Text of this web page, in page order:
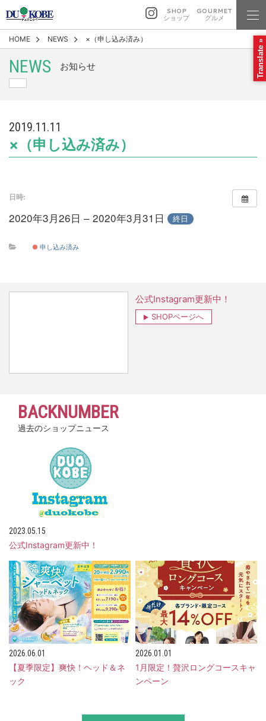
SHOP
ショップ
GOURMET
グルメ
HOME NEWS ×（申し込み済み）
NEWS お知らせ
2019.11.11
×（申し込み済み）
日時:
2020年3月26日 – 2020年3月31日 終日
申し込み済み
公式Instagram更新中！
SHOPページへ
BACKNUMBER
過去のショップニュース
2023.05.15
公式Instagram更新中！
2026.06.01
【夏季限定】爽快！ヘッド＆ネ
ック
2026.01.01
1月限定！贅沢ロングコースキャ
ンペーン
Translate »